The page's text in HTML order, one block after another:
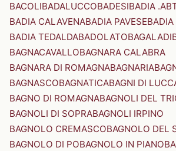
BACOLIBADALUCCOBADESIBADIA
BADIA CALAVENABADIA PAVESEBADIA
BADIA TEDALDABADOLATOBAGALADI
BAGNACAVALLOBAGNARA CALABRA
BAGNARA DI ROMAGNABAGNARIA
BAGNASCOBAGNATICABAGNI DI
BAGNO DI ROMAGNABAGNOLI DEL
BAGNOLI DI SOPRABAGNOLI IRPINO
BAGNOLO CREMASCOBAGNOLO DEL
BAGNOLO DI POBAGNOLO IN PIANO